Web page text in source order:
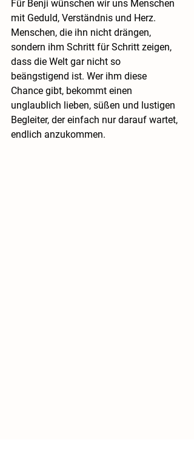
Für Benji wünschen wir uns Menschen
mit Geduld, Verständnis und Herz.
Menschen, die ihn nicht drängen,
sondern ihm Schritt für Schritt zeigen,
dass die Welt gar nicht so
beängstigend ist. Wer ihm diese
Chance gibt, bekommt einen
unglaublich lieben, süßen und lustigen
Begleiter, der einfach nur darauf wartet,
endlich anzukommen.